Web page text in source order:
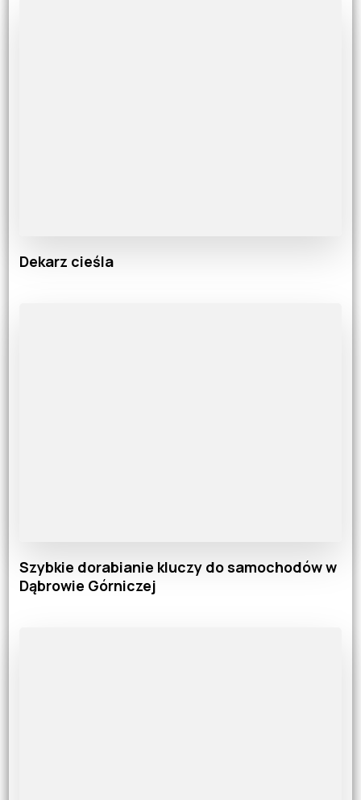
Dekarz cieśla
Szybkie dorabianie kluczy do samochodów w
Dąbrowie Górniczej